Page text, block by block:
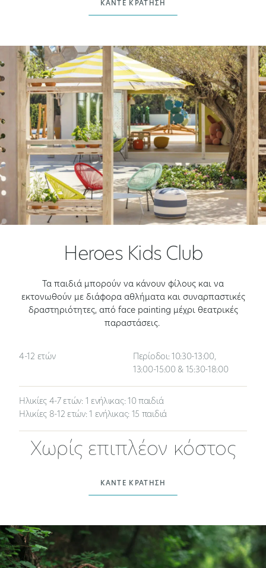
ΚΆΝΤΕ ΚΡΆΤΗΣΗ
Heroes Kids Club
Τα παιδιά μπορούν να κάνουν φίλους και να
εκτονωθούν με διάφορα αθλήματα και συναρπαστικές
δραστηριότητες, από face painting μέχρι θεατρικές
παραστάσεις.
4-12 ετών
Περίοδοι: 10:30-13:00,
13:00-15:00 & 15:30-18:00
Ηλικίες 4-7 ετών: 1 ενήλικας: 10 παιδιά
Ηλικίες 8-12 ετών: 1 ενήλικας: 15 παιδιά
Χωρίς επιπλέον κόστος
ΚΆΝΤΕ ΚΡΆΤΗΣΗ